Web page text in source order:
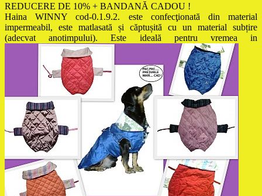
REDUCERE DE 10% + BANDANĂ CADOU !
Haina WINNY cod-0.1.9.2. este confecţionată din material
impermeabil, este matlasată și căptușită cu un material subțire
(adecvat anotimpului). Este ideală pentru vremea in